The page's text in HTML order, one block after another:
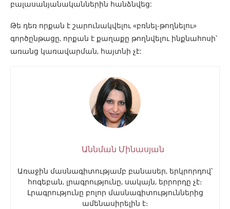
բալասանյանականներին հանձնվեց:
Թե դեռ որքան է շարունակվելու «բռնել-թողնելու»
գործընթացը, որքան է քաղաքը թողնվելու ինքնահոսի՝
առանց կառավարման, հայտնի չէ:
Աննման Մինասյան
Առաջին մասնագիտությամբ բանասեր, երկրորդով՝
հոգեբան, լրագրությունը, սակայն, երրորդը չէ։
Լրագրությունը բոլոր մասնագիտություններից
ամենասիրելին է։